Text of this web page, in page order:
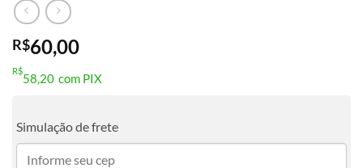
R$60,00
R$
58,20 com PIX
Simulação de frete